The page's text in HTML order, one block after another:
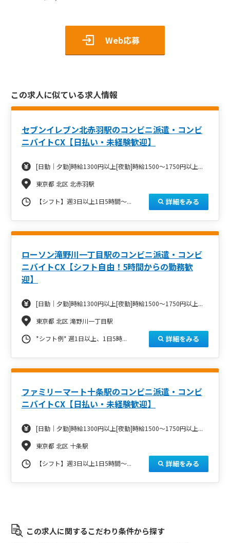
Web応募
この求人に似ている求人情報
セブンイレブン北赤羽駅のコンビニ派遣・コンビ
ニバイトCX【日払い・未経験歓迎】
[日勤｜夕勤]時給1300円以上[夜勤]時給1500～1750円以上...
東京都 北区 北赤羽駅
【シフト】週3日以上1日5時間～... 詳細をみる
ローソン滝野川一丁目駅のコンビニ派遣・コンビ
ニバイトCX【シフト自由！5時間からの勤務歓
迎】
[日勤｜夕勤]時給1300円以上[夜勤]時給1500～1750円以上...
東京都 北区 滝野川一丁目駅
*シフト例* 週1日以上、1日5時... 詳細をみる
ファミリーマート十条駅のコンビニ派遣・コンビ
ニバイトCX【日払い・未経験歓迎】
[日勤｜夕勤]時給1300円以上[夜勤]時給1500～1750円以上...
東京都 北区 十条駅
【シフト】週3日以上1日5時間～... 詳細をみる
この求人に関するこだわり条件から探す